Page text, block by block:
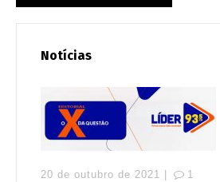
Notícias
20 de outubro de 2021 | 1